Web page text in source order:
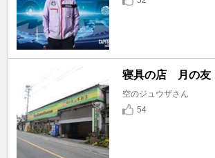
寝具の店 月の友
空のジュウザさん
54